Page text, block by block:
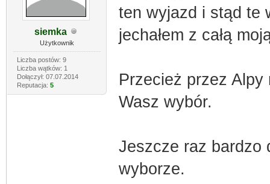
siemka
Użytkownik
Liczba postów: 9
Liczba wątków: 1
Dołączył: 07.07.2014
Reputacja: 5
ten wyjazd i stąd te
jechałem z całą
Przecież przez Alpy
Wasz wybór.
Jeszcze raz bardzo
wyborze.